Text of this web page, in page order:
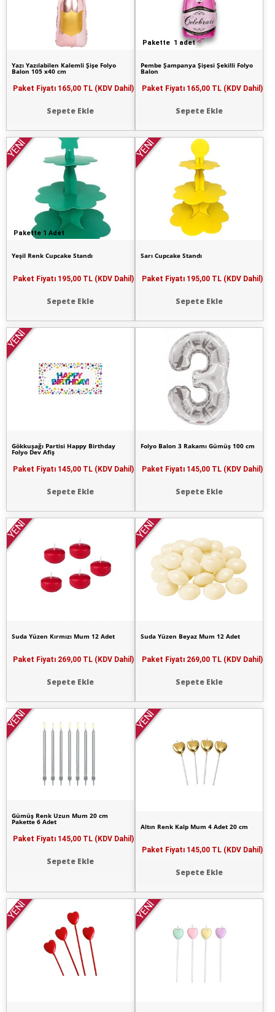
Yazı Yazılabilen Kalemli Şişe Folyo
Balon 105 x40 cm
Paket Fiyatı 165,00 TL (KDV Dahil)
Sepete Ekle
Pakette 1 adet
Pembe Şampanya Şişesi Şekilli Folyo
Balon
Paket Fiyatı 165,00 TL (KDV Dahil)
Sepete Ekle
Pakette 1 Adet
YENİ
Yeşil Renk Cupcake Standı
Paket Fiyatı 195,00 TL (KDV Dahil)
Sepete Ekle
YENİ
Sarı Cupcake Standı
Paket Fiyatı 195,00 TL (KDV Dahil)
Sepete Ekle
YENİ
Gökkuşağı Partisi Happy Birthday
Folyo Dev Afiş
Paket Fiyatı 145,00 TL (KDV Dahil)
Sepete Ekle
Folyo Balon 3 Rakamı Gümüş 100 cm
Paket Fiyatı 145,00 TL (KDV Dahil)
Sepete Ekle
YENİ
Suda Yüzen Kırmızı Mum 12 Adet
Paket Fiyatı 269,00 TL (KDV Dahil)
Sepete Ekle
YENİ
Suda Yüzen Beyaz Mum 12 Adet
Paket Fiyatı 269,00 TL (KDV Dahil)
Sepete Ekle
YENİ
Gümüş Renk Uzun Mum 20 cm
Pakette 6 Adet
Paket Fiyatı 145,00 TL (KDV Dahil)
Sepete Ekle
YENİ
Altın Renk Kalp Mum 4 Adet 20 cm
Paket Fiyatı 145,00 TL (KDV Dahil)
Sepete Ekle
YENİ YENİ